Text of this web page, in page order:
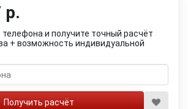
р.
и получите точный расчёт
+ возможность индивидуальной